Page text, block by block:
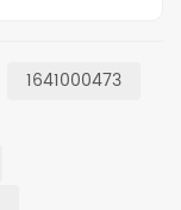
1641000473